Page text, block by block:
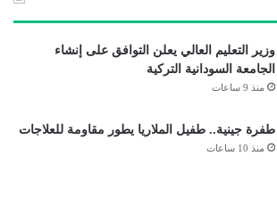
وزير التعليم العالي يعلن التوافق على إنشاء
الجامعة السودانية التركية
منذ 9 ساعات
طفرة جينية.. طفيل الملاريا يطور مقاومة للعلاجات
منذ 10 ساعات